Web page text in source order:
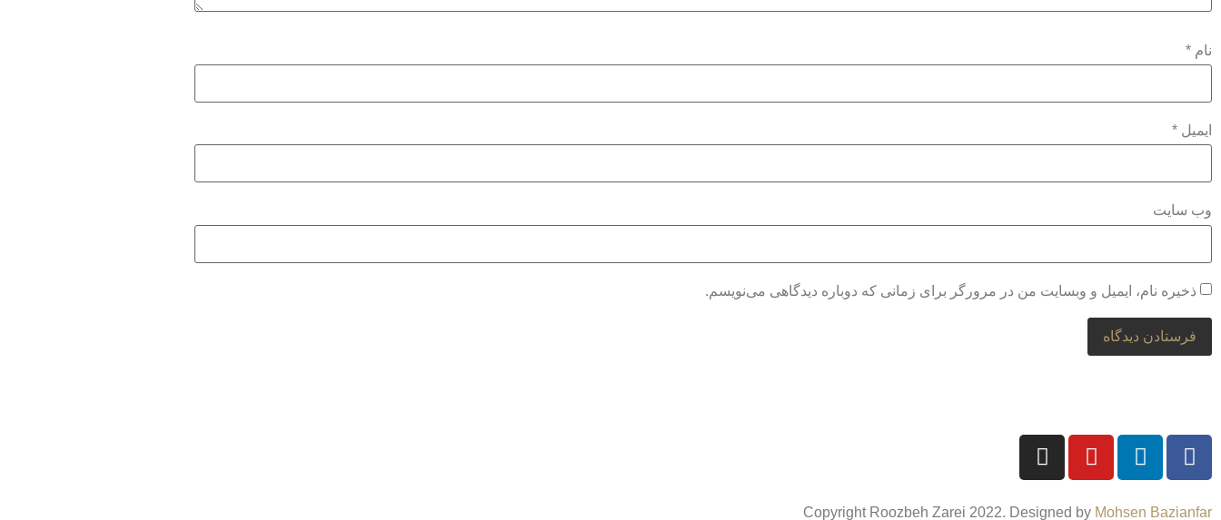
نام *
ایمیل *
وب‌ سایت
ذخیره نام، ایمیل و وبسایت من در مرورگر برای زمانی که دوباره دیدگاهی می‌نویسم.
Copyright Roozbeh Zarei 2022. Designed by Mohsen Bazianfar